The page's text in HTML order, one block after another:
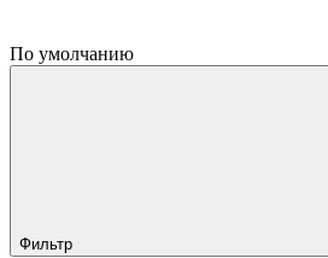
По умолчанию
Фильтр